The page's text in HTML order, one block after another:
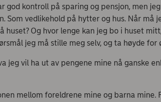
god kontroll på sparing og pensjon, men
Som vedlikehold på hytter og hus. Når må
huset? Og hvor lenge kan jeg bo i huset
jeg må stille meg selv, og ta høyde for
jeg vil ha ut av pengene mine nå ganske
mellom foreldrene mine og barna mine.